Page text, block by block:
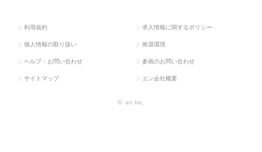
利用規約 求人情報に関するポリシー
個人情報の取り扱い 推奨環境
ヘルプ・お問い合わせ 参画のお問い合わせ
サイトマップ エン会社概要
© en Inc.